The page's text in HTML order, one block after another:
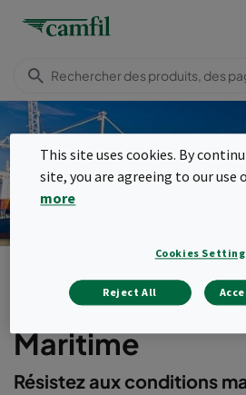
Filtration de
milieu
Maritime
Résistez aux conditions
This site uses cookies. By
site, you are agreeing to our use
more
Cookies
Reject All